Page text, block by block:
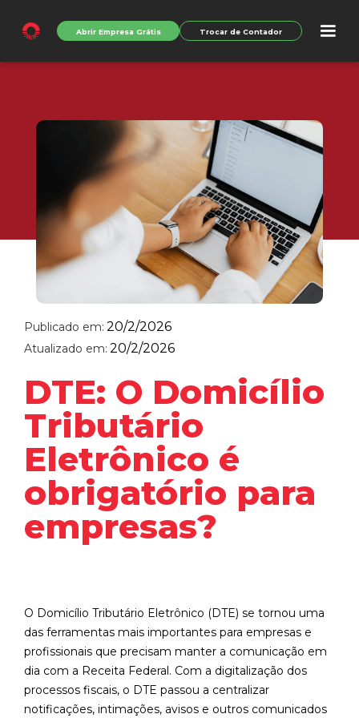
Abrir Empresa Grátis Trocar de Contador
Publicado em: 20/2/2026
Atualizado em: 20/2/2026
DTE: O Domicílio
Tributário
Eletrônico é
obrigatório para
empresas?
O Domicílio Tributário Eletrônico (DTE) se tornou uma
das ferramentas mais importantes para empresas e
profissionais que precisam manter a comunicação em
dia com a Receita Federal. Com a digitalização dos
processos fiscais, o DTE passou a centralizar
notificações, intimações, avisos e outros comunicados